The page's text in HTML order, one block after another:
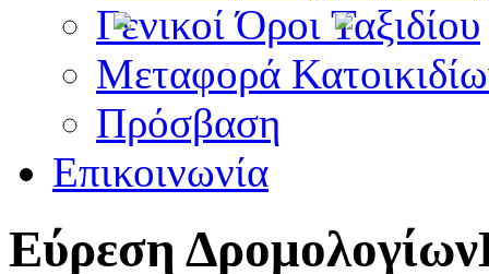
Γενικοί Όροι Ταξιδίου
Μεταφορά
Πρόσβαση
Επικοινωνία
Εύρεση Δρομολογίων